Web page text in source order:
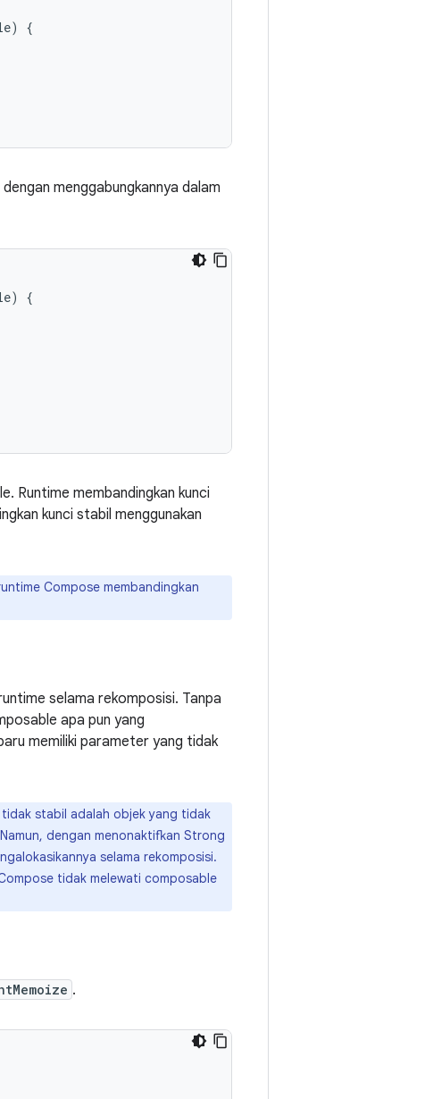
)
{
menggabungkannya dalam
)
{
Runtime membandingkan kunci
kunci stabil menggunakan
Compose membandingkan
selama rekomposisi. Tanpa
apa pun yang
memiliki parameter yang tidak
tidak stabil adalah objek yang tidak
dengan menonaktifkan Strong
selama rekomposisi.
tidak melewati composable
.